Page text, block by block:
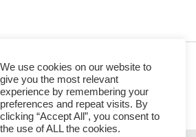
We use cookies on our website to
give you the most relevant
experience by remembering your
preferences and repeat visits. By
clicking “Accept All”, you consent to
the use of ALL the cookies.